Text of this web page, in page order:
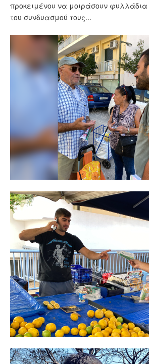
προκειμένου να μοιράσουν
του συνδυασμού τους...